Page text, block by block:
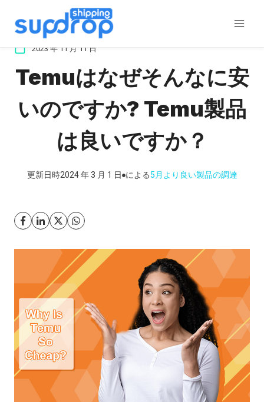
2023 年 11 月 11 日
Temuはなぜそんなに安
いのですか? Temu製品
は良いですか？
更新日時2024 年 3 月 1 日 による5月 より良い製品の調達